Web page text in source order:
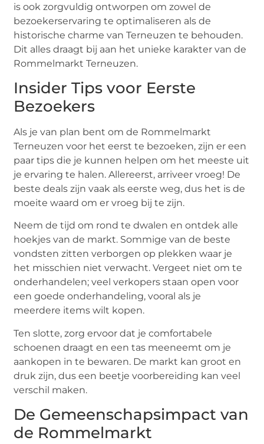
is ook zorgvuldig ontworpen om zowel de
bezoekerservaring te optimaliseren als de
historische charme van Terneuzen te behouden.
Dit alles draagt bij aan het unieke karakter van de
Rommelmarkt Terneuzen.
Insider Tips voor Eerste
Bezoekers
Als je van plan bent om de Rommelmarkt
Terneuzen voor het eerst te bezoeken, zijn er een
paar tips die je kunnen helpen om het meeste uit
je ervaring te halen. Allereerst, arriveer vroeg! De
beste deals zijn vaak als eerste weg, dus het is de
moeite waard om er vroeg bij te zijn.
Neem de tijd om rond te dwalen en ontdek alle
hoekjes van de markt. Sommige van de beste
vondsten zitten verborgen op plekken waar je
het misschien niet verwacht. Vergeet niet om te
onderhandelen; veel verkopers staan open voor
een goede onderhandeling, vooral als je
meerdere items wilt kopen.
Ten slotte, zorg ervoor dat je comfortabele
schoenen draagt en een tas meeneemt om je
aankopen in te bewaren. De markt kan groot en
druk zijn, dus een beetje voorbereiding kan veel
verschil maken.
De Gemeenschapsimpact van
de Rommelmarkt